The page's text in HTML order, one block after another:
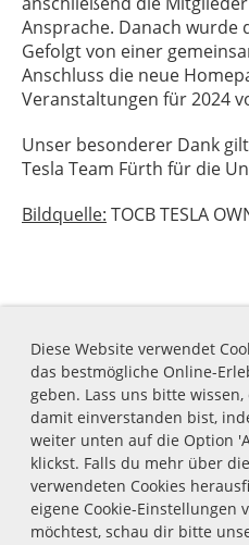
Diese Website verwendet
das bestmögliche Online-
geben. Lass uns bitte wissen,
damit einverstanden bist,
weiter unten auf die Option
klickst. Falls du mehr über
verwendeten Cookies
eigene Cookie-Einstellungen
möchtest, schau dir bitte
Ansprache. Danach wurde
Gefolgt von einer
Anschluss die neue
Veranstaltungen für 2024
Unser besonderer Dank
Tesla Team Fürth für die
Bildquelle: TOCB TESLA